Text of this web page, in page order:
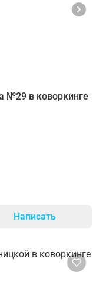
№29 в коворкинге
Написать